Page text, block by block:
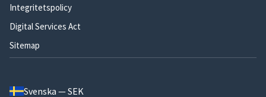
Integritetspolicy
Digital Services Act
Sitemap
Svenska — SEK